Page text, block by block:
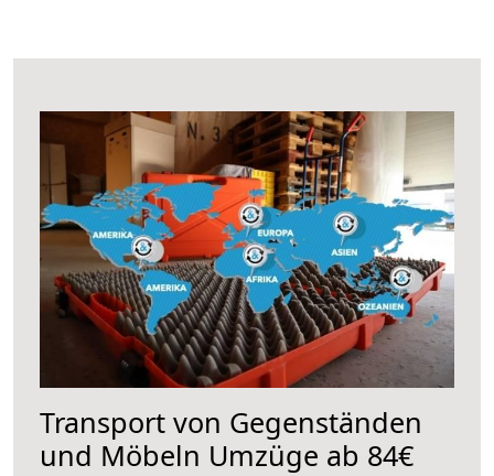
Transport von Gegenständen
und Möbeln Umzüge ab 84€